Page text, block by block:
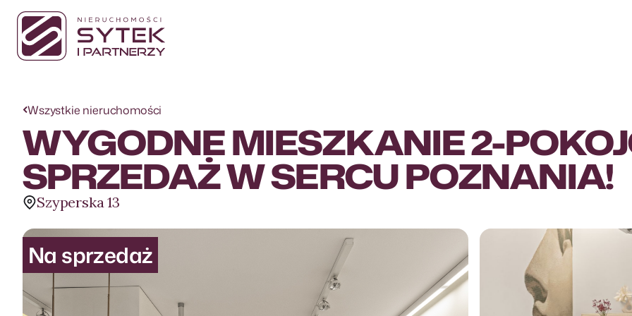
Wszystkie nieruchomości
WYGODNE MIESZKANIE 2-
SPRZEDAŻ W SERCU POZNANIA!
Szyperska 13
Na sprzedaż